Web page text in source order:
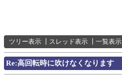
ツリー表示 スレッド表示 一覧表示
Re:高回転時に吹けなくなります